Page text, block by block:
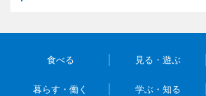
食べる 見る・遊ぶ
暮らす・働く 学ぶ・知る